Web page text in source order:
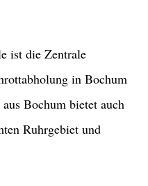
ist die Zentrale
in Bochum
Bochum bietet auch
Ruhrgebiet und